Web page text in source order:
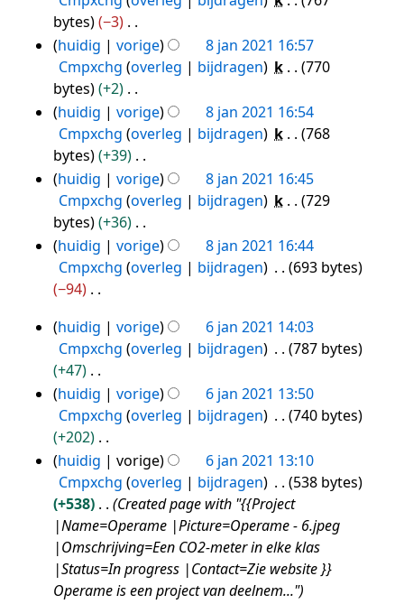
n
g
a
t
t
n
g
n
v
a
t
t
n
g
s
a
m
n
v
a
t
t
n
g
n
g
s
s
a
m
n
v
a
t
t
n
g
r
k
i
n
g
s
s
a
m
n
v
a
t
t
i
n
g
e
w
r
k
i
n
g
s
s
a
m
n
v
a
t
t
i
n
g
e
n
b
e
w
r
k
i
n
g
s
s
a
m
n
v
a
t
t
i
n
g
bytes
−3
G
e
n
b
e
w
r
k
i
n
g
s
a
m
n
v
a
t
n
g
huidig vorige
8 jan 2021 16:57
Cmpxchg overleg bijdragen k
770
bytes
+2
G
e
n
b
e
w
r
i
n
g
s
a
m
n
v
a
t
huidig vorige
8 jan 2021 16:54
Cmpxchg overleg bijdragen k
768
bytes
+39
G
e
n
b
e
e
k
i
n
g
s
a
m
e
n
v
huidig vorige
8 jan 2021 16:45
Cmpxchg overleg bijdragen k
729
bytes
+36
G
e
b
w
e
k
i
n
g
s
s
a
m
huidig vorige
8 jan 2021 16:44
Cmpxchg overleg bijdragen
693 bytes
−94
e
n
b
w
e
k
n
g
s
6
jan
2021
huidig vorige
6 jan 2021 14:03
Cmpxchg overleg bijdragen
787 bytes
+47
G
e
n
b
e
w
e
r
k
huidig vorige
6 jan 2021 13:50
Cmpxchg overleg bijdragen
740 bytes
+202
G
e
n
b
e
w
huidig vorige
6 jan 2021 13:10
Cmpxchg overleg bijdragen
538 bytes
+538
Created page with "{{Project
|Name=Operame |Picture=Operame - 6.jpeg
|Omschrijving=Een CO2-meter in elke klas
|Status=In progress |Contact=Zie website }}
Operame is een project van deelnem..."